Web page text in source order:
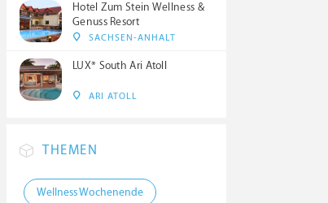
Hotel Zum Stein Wellness &
Genuss Resort
SACHSEN-ANHALT
LUX* South Ari Atoll
ARI ATOLL
THEMEN
Wellness Wochenende